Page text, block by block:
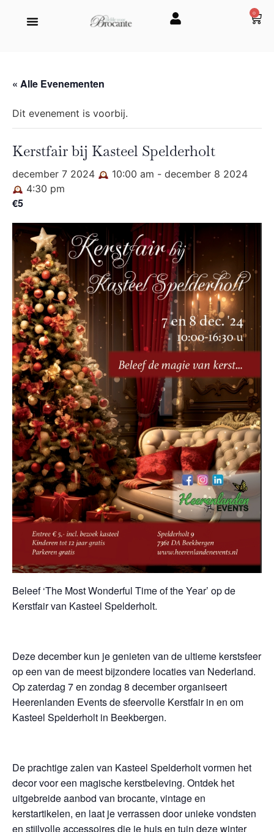
0
« Alle Evenementen
Dit evenement is voorbij.
Kerstfair bij Kasteel Spelderholt
december 7 2024 10:00 am -december 8 2024
4:30 pm
€5
Beleef ‘The Most Wonderful Time of the Year’ op de
Kerstfair van Kasteel Spelderholt.
Deze december kun je genieten van de ultieme kerstsfeer
op een van de meest bijzondere locaties van Nederland.
Op zaterdag 7 en zondag 8 december organiseert
Heerenlanden Events de sfeervolle Kerstfair in en om
Kasteel Spelderholt in Beekbergen.
De prachtige zalen van Kasteel Spelderholt vormen het
decor voor een magische kerstbeleving. Ontdek het
uitgebreide aanbod van brocante, vintage en
kerstartikelen, en laat je verrassen door unieke vondsten
en stijlvolle accessoires die je huis en tuin deze winter